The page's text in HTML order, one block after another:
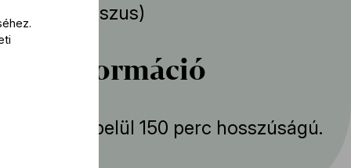
(basszus)
információ
körülbelül 150 perc hosszúságú.